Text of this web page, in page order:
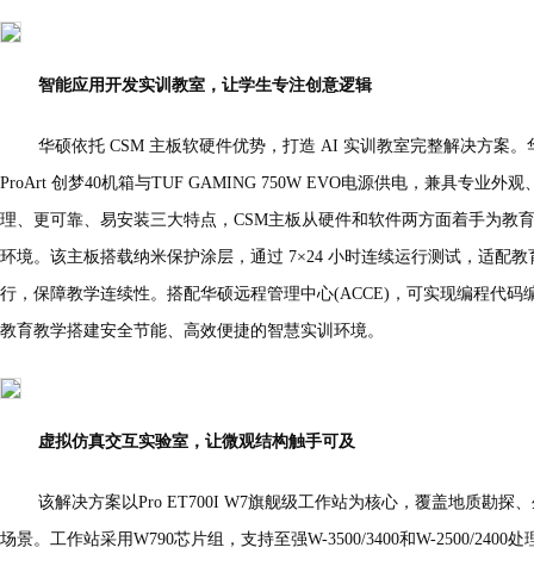
智能应用开发实训教室，让学生专注创意逻辑
华硕依托 CSM 主板软硬件优势，打造 AI 实训教室完整解决方案。
ProArt 创梦40机箱与TUF GAMING 750W EVO电源供电，兼具专业外
理、更可靠、易安装三大特点，CSM主板从硬件和软件两方面着手为教
环境。该主板搭载纳米保护涂层，通过 7×24 小时连续运行测试，适配
行，保障教学连续性。搭配华硕远程管理中心(ACCE)，可实现编程代码
教育教学搭建安全节能、高效便捷的智慧实训环境。
虚拟仿真交互实验室，让微观结构触手可及
该解决方案以Pro ET700I W7旗舰级工作站为核心，覆盖地质勘探
场景。工作站采用W790芯片组，支持至强W-3500/3400和W-2500/2400